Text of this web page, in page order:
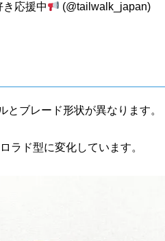
応援中
(@tailwalk_japan)
ブレード形状が異なります。
ラド型に変化しています。